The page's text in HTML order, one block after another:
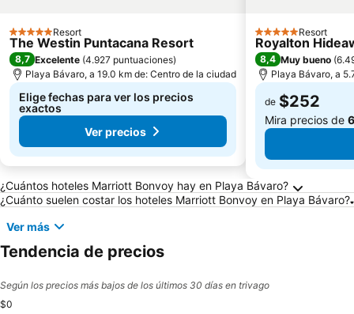
5 EstrellasResort
The Westin Puntacana Resort
8,7 Excelente (4.927 puntuaciones)
Playa Bávaro, a 19.0 km de: Centro de la ciudad
Elige fechas para ver los precios
exactos
Ver precios
5 EstrellasResort
Royalton
8,4 Muy bueno (
Playa Bávaro, a
de $252
Mira precios de
Preguntas frecuentes sobre Playa Bávaro
¿Cuántos hoteles Marriott Bonvoy hay en Playa Bávaro?
¿Cuánto suelen costar los hoteles Marriott Bonvoy en Playa Bávaro?
Ver más
Tendencia de precios
Según los precios más bajos de los últimos 30 días en trivago
$0